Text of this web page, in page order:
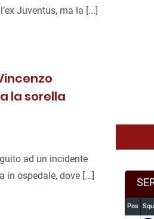
Juventus, ma la [...]
la sorella
ad un incidente
in ospedale, dove [...]
Pos